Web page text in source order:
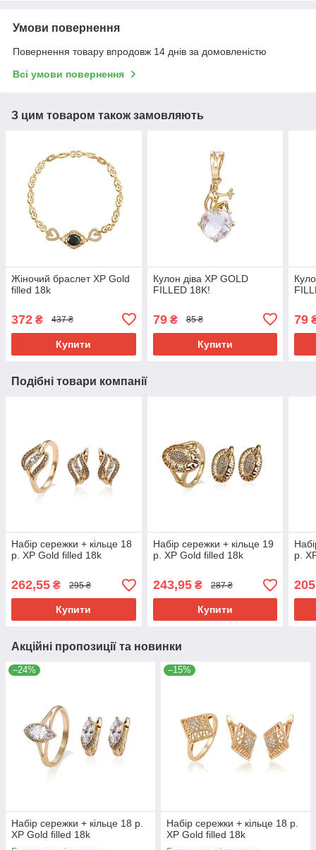
Умови повернення
Повернення товару впродовж 14 днів за домовленістю
Всі умови повернення
З цим товаром також замовляють
Жіночий браслет ХР Gold
filled 18k
372 ₴ 437 ₴
Купити
Кулон діва ХР GOLD
FILLED 18K!
79₴ 85 ₴
Купити
79
Подібні товари компанії
Набір сережки + кільце 18
р. ХР Gold filled 18k
262,55 ₴ 295 ₴
Купити
Набір сережки + кільце 19
р. ХР Gold filled 18k
243,95₴ 287 ₴
Купити
р.
Акційні пропозиції та новинки
–24%
Набір сережки + кільце 18 р.
ХР Gold filled 18k
–15%
Набір сережки + кільце 18 р.
ХР Gold filled 18k